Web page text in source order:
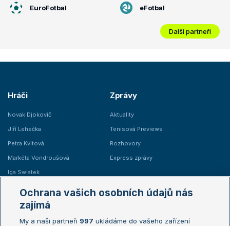
EuroFotbal eFotbal
Další partneři
Hráči
Novak Djokovič
Jiří Lehečka
Petra Kvitová
Markéta Vondroušová
Iga Swiatek
Zprávy
Aktuality
Tenisová Previews
Rozhovory
Express zprávy
Žebříčky
Žebříček ATP (muži)
Australian Open
Ochrana vašich osobních údajů nás
zajímá
My a naši partneři 997 ukládáme do vašeho zařízení